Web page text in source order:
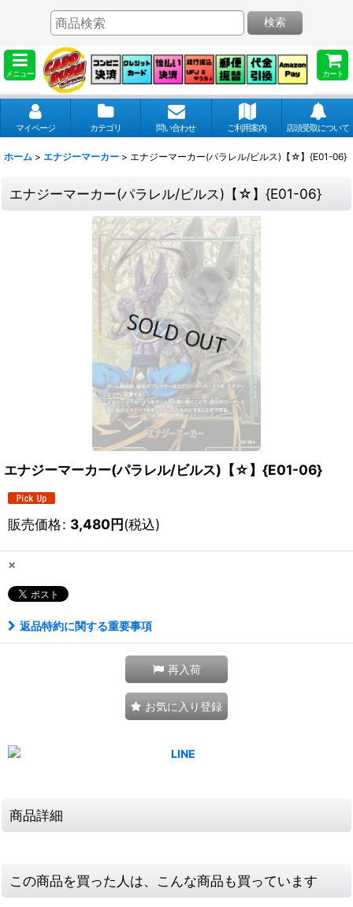
メニュー カート
検索
マイページ カテゴリ 問い合わせ ご利用案内 店頭受取について
ホーム > エナジーマーカー > エナジーマーカー(パラレル/ビルス)【☆】{E01-06}
エナジーマーカー(パラレル/ビルス)【☆】{E01-06}
エナジーマーカー(パラレル/ビルス)【☆】{E01-06}
販売価格: 3,480円(税込)
×
返品特約に関する重要事項
再入荷
お気に入り登録
商品詳細
この商品を買った人は、こんな商品も買っています